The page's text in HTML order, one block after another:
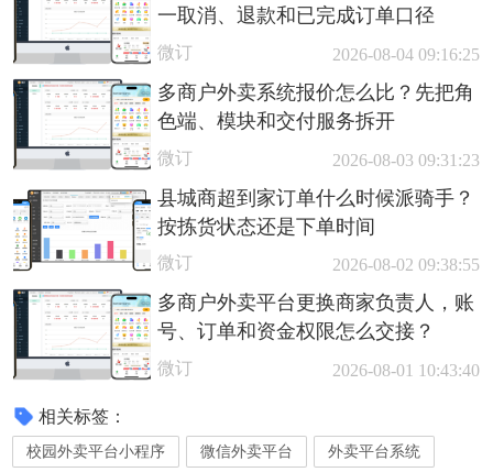
一取消、退款和已完成订单口径
微订 2026-08-04 09:16:25
多商户外卖系统报价怎么比？先把角
色端、模块和交付服务拆开
微订 2026-08-03 09:31:23
县城商超到家订单什么时候派骑手？
按拣货状态还是下单时间
微订 2026-08-02 09:38:55
多商户外卖平台更换商家负责人，账
号、订单和资金权限怎么交接？
微订 2026-08-01 10:43:40
相关标签：
校园外卖平台小程序 微信外卖平台 外卖平台系统